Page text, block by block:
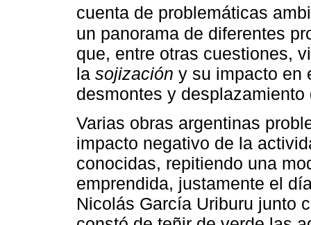
cuenta de problemáticas
un panorama de diferentes
que, entre otras cuestiones,
la sojización y su impacto en
desmontes y
Varias obras argentinas
impacto negativo de la
conocidas, repitiendo una
emprendida, justamente el
Nicolás García Uriburu junto